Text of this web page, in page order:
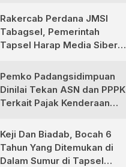
Rakercab Perdana JMSI
Tabagsel, Pemerintah
Tapsel Harap Media Siber
Pembangunan
Pemko Padangsidimpuan
Dinilai Tekan ASN dan PPPK
Terkait Pajak Kenderaan
Keji Dan Biadab, Bocah 6
Tahun Yang Ditemukan di
Dalam Sumur di Tapsel